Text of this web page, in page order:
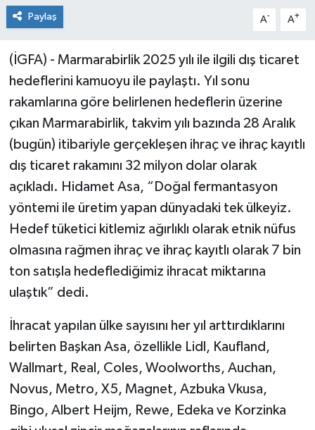
Paylaş A- A+
(İGFA) - Marmarabirlik 2025 yılı ile ilgili dış ticaret
hedeflerini kamuoyu ile paylaştı. Yıl sonu
rakamlarına göre belirlenen hedeflerin üzerine
çıkan Marmarabirlik, takvim yılı bazında 28 Aralık
(bugün) itibariyle gerçekleşen ihraç ve ihraç kayıtlı
dış ticaret rakamını 32 milyon dolar olarak
açıkladı. Hidamet Asa, “Doğal fermantasyon
yöntemi ile üretim yapan dünyadaki tek ülkeyiz.
Hedef tüketici kitlemiz ağırlıklı olarak etnik nüfus
olmasına rağmen ihraç ve ihraç kayıtlı olarak 7 bin
ton satışla hedeflediğimiz ihracat miktarına
ulaştık” dedi.
İhracat yapılan ülke sayısını her yıl arttırdıklarını
belirten Başkan Asa, özellikle Lidl, Kaufland,
Wallmart, Real, Coles, Woolworths, Auchan,
Novus, Metro, X5, Magnet, Azbuka Vkusa,
Bingo, Albert Heijm, Rewe, Edeka ve Korzinka